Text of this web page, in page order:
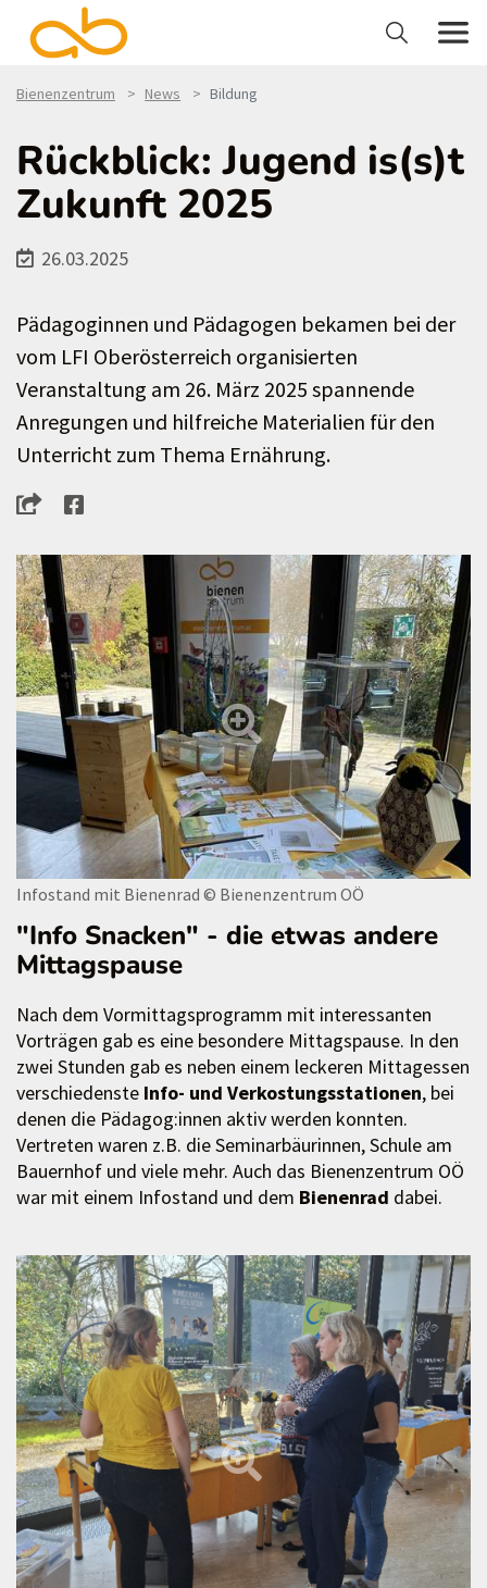
Bienenzentrum News Bildung
Rückblick: Jugend is(s)t
Zukunft 2025
26.03.2025
Pädagoginnen und Pädagogen bekamen bei der
vom LFI Oberösterreich organisierten
Veranstaltung am 26. März 2025 spannende
Anregungen und hilfreiche Materialien für den
Unterricht zum Thema Ernährung.
Infostand mit Bienenrad © Bienenzentrum OÖ
"Info Snacken" - die etwas andere
Mittagspause
Nach dem Vormittagsprogramm mit interessanten
Vorträgen gab es eine besondere Mittagspause. In den
zwei Stunden gab es neben einem leckeren Mittagessen
verschiedenste Info- und Verkostungsstationen, bei
denen die Pädagog:innen aktiv werden konnten.
Vertreten waren z.B. die Seminarbäurinnen, Schule am
Bauernhof und viele mehr. Auch das Bienenzentrum OÖ
war mit einem Infostand und dem Bienenrad dabei.